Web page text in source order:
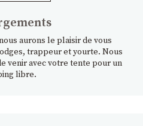
aurons le plaisir de vous
trappeur et yourte. Nous
venir avec votre tente pour un
libre.